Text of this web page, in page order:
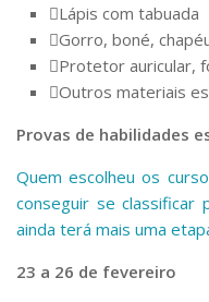
Lápis com tabuada
Gorro, boné,
Protetor auricular,
Outros materiais
Provas de habilidades
Quem escolheu os
conseguir se classificar
ainda terá mais uma
23 a 26 de fevereiro